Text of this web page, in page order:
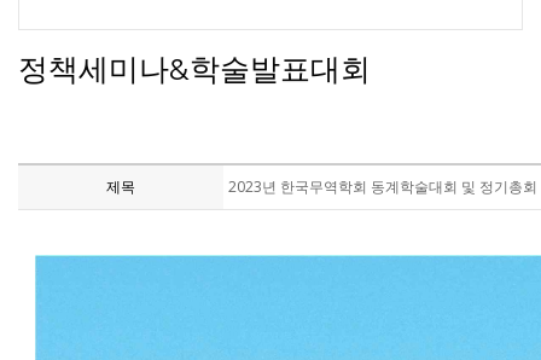
정책세미나&학술발표대회
제목 2023년 한국무역학회 동계학술대회 및 정기총회